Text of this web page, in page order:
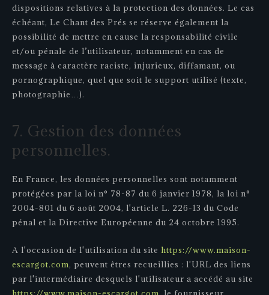
dispositions relatives à la protection des données. Le cas
échéant, Le Chant des Prés se réserve également la
possibilité de mettre en cause la responsabilité civile
et/ou pénale de l’utilisateur, notamment en cas de
message à caractère raciste, injurieux, diffamant, ou
pornographique, quel que soit le support utilisé (texte,
photographie…).
7. Gestion des données
personnelles.
En France, les données personnelles sont notamment
protégées par la loi n° 78-87 du 6 janvier 1978, la loi n°
2004-801 du 6 août 2004, l'article L. 226-13 du Code
pénal et la Directive Européenne du 24 octobre 1995.
A l'occasion de l'utilisation du site https://www.maison-
escargot.com, peuvent êtres recueillies : l'URL des liens
par l'intermédiaire desquels l'utilisateur a accédé au site